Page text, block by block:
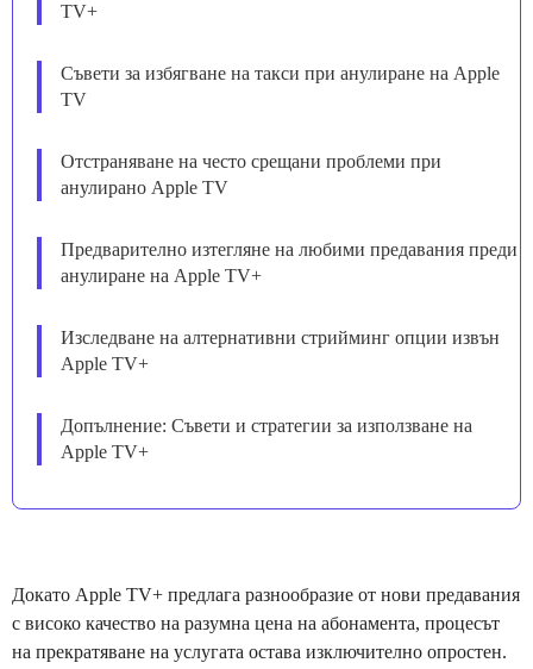
TV+
Съвети за избягване на такси при анулиране на Apple
TV
Отстраняване на често срещани проблеми при
анулирано Apple TV
Предварително изтегляне на любими предавания преди
анулиране на Apple TV+
Изследване на алтернативни стрийминг опции извън
Apple TV+
Допълнение: Съвети и стратегии за използване на
Apple TV+
Докато Apple TV+ предлага разнообразие от нови предавания
с високо качество на разумна цена на абонамента, процесът
на прекратяване на услугата остава изключително опростен.